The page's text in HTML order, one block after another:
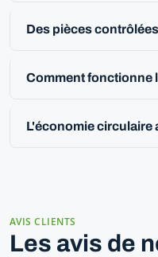
Des pièces
Comment fonctionne
L'économie
AVIS CLIENTS
Les avis de